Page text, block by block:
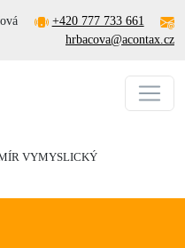
+420 777 733 661
hrbacova@acontax.cz
VYMYSLICKÝ